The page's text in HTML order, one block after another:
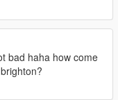
bad haha how come